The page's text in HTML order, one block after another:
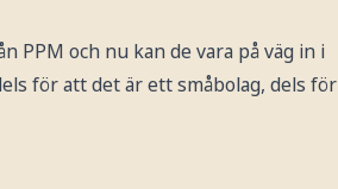
PPM och nu kan de vara på väg in i
för att det är ett småbolag, dels för